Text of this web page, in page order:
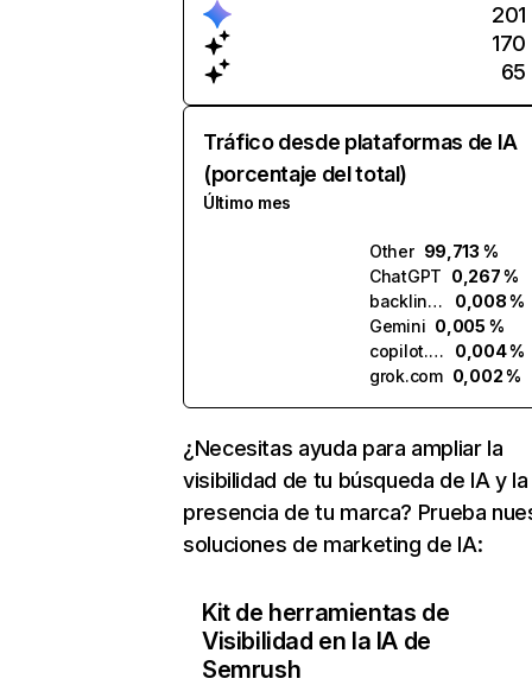
201
170
65
Tráfico desde plataformas de IA
(porcentaje del total)
Último mes
Other 99,713 %
ChatGPT 0,267 %
backlinker.ai
0,008 %
Gemini 0,005 %
copilot.microsoft.com
0,004 %
grok.com 0,002 %
¿Necesitas ayuda para ampliar la
visibilidad de tu búsqueda de IA y la
presencia de tu marca? Prueba
soluciones de marketing de IA:
Kit de herramientas de
Visibilidad en la IA de
Semrush